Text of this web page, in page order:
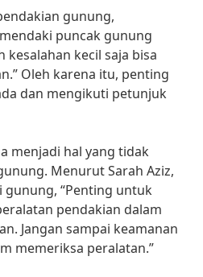
gunung,
puncak gunung
kesalahan kecil saja bisa
Oleh karena itu, penting
dan mengikuti petunjuk
menjadi hal yang tidak
Menurut Sarah Aziz,
gunung, “Penting untuk
pendakian dalam
Jangan sampai keamanan
memeriksa peralatan.”